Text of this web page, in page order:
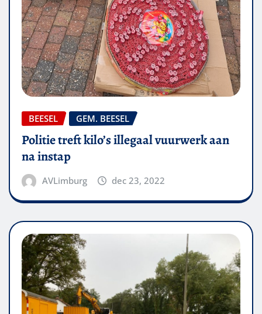
BEESEL GEM. BEESEL
Politie treft kilo’s illegaal vuurwerk aan
na instap
AVLimburg dec 23, 2022